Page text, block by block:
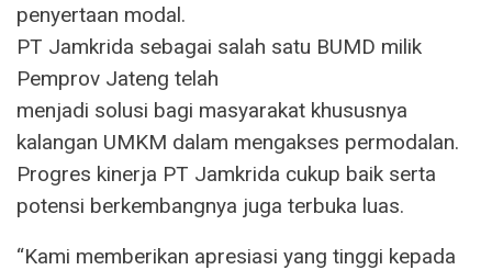
penyertaan modal.
PT Jamkrida sebagai salah satu BUMD milik
Pemprov Jateng telah
menjadi solusi bagi masyarakat khususnya
kalangan UMKM dalam mengakses permodalan.
Progres kinerja PT Jamkrida cukup baik serta
potensi berkembangnya juga terbuka luas.
“Kami memberikan apresiasi yang tinggi kepada